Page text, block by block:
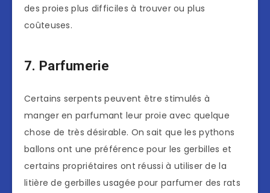
des proies plus difficiles à trouver ou plus
coûteuses.
7. Parfumerie
Certains serpents peuvent être stimulés à
manger en parfumant leur proie avec quelque
chose de très désirable. On sait que les pythons
ballons ont une préférence pour les gerbilles et
certains propriétaires ont réussi à utiliser de la
litière de gerbilles usagée pour parfumer des rats